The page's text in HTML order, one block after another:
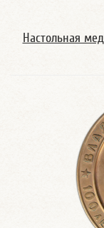
Настольная